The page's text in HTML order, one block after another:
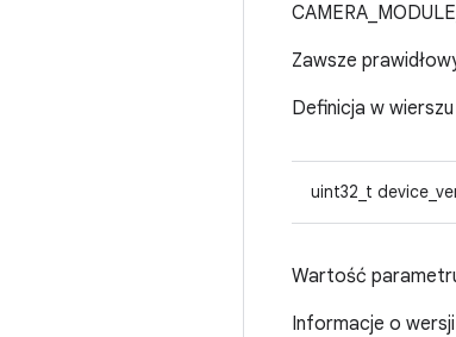
Zawsze
Definicja w wierszu
uint32_t
Wartość
Informacje o